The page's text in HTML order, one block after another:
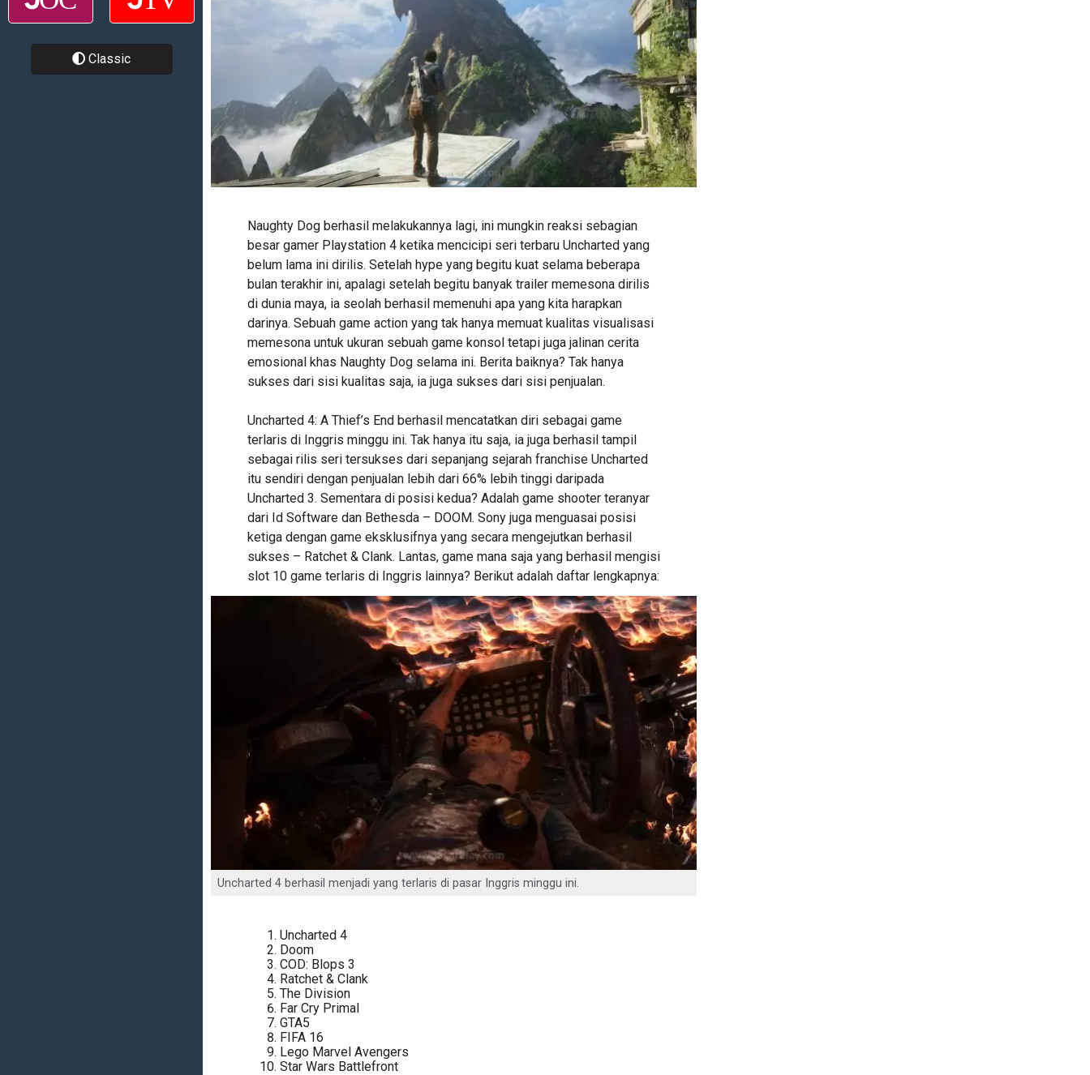
Classic
Naughty Dog berhasil melakukannya lagi, ini mungkin reaksi sebagian
besar gamer Playstation 4 ketika mencicipi seri terbaru Uncharted yang
belum lama ini dirilis. Setelah hype yang begitu kuat selama beberapa
bulan terakhir ini, apalagi setelah begitu banyak trailer memesona dirilis
di dunia maya, ia seolah berhasil memenuhi apa yang kita harapkan
darinya. Sebuah game action yang tak hanya memuat kualitas visualisasi
memesona untuk ukuran sebuah game konsol tetapi juga jalinan cerita
emosional khas Naughty Dog selama ini. Berita baiknya? Tak hanya
sukses dari sisi kualitas saja, ia juga sukses dari sisi penjualan.
Uncharted 4: A Thief’s End berhasil mencatatkan diri sebagai game
terlaris di Inggris minggu ini. Tak hanya itu saja, ia juga berhasil tampil
sebagai rilis seri tersukses dari sepanjang sejarah franchise Uncharted
itu sendiri dengan penjualan lebih dari 66% lebih tinggi daripada
Uncharted 3. Sementara di posisi kedua? Adalah game shooter teranyar
dari Id Software dan Bethesda – DOOM. Sony juga menguasai posisi
ketiga dengan game eksklusifnya yang secara mengejutkan berhasil
sukses – Ratchet & Clank. Lantas, game mana saja yang berhasil mengisi
slot 10 game terlaris di Inggris lainnya? Berikut adalah daftar lengkapnya:
Uncharted 4 berhasil menjadi yang terlaris di pasar Inggris minggu ini.
Uncharted 4
Doom
COD: Blops 3
Ratchet & Clank
The Division
Far Cry Primal
GTA5
FIFA 16
Lego Marvel Avengers
Star Wars Battlefront